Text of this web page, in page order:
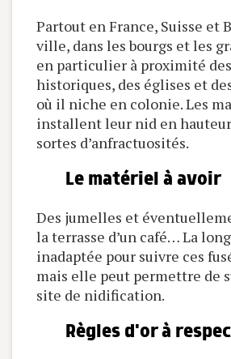
Partout en France, Suisse et
ville, dans les bourgs et les
en particulier à proximité
historiques, des églises et
où il niche en colonie. Les
installent leur nid en
sortes d’anfractuosités.
Le matériel à avoir
Des jumelles et
la terrasse d’un café… La
inadaptée pour suivre ces
mais elle peut permettre de
site de nidification.
Règles d'or à